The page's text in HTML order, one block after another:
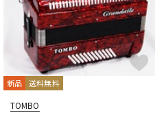
新品 送料無料
TOMBO